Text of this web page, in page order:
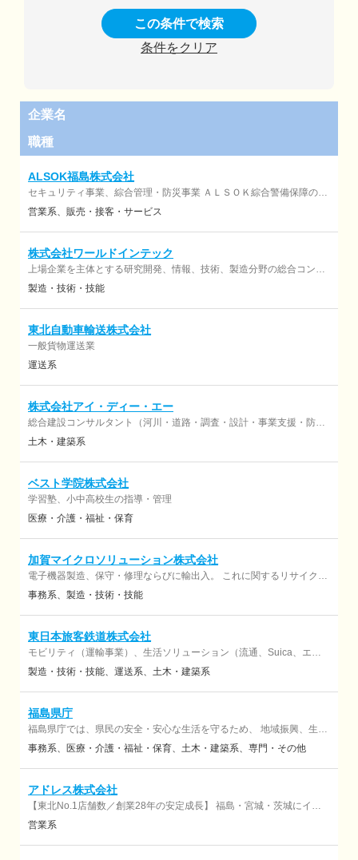
条件をクリア
この条件で検索
企業名
職種
ALSOK福島株式会社
セキュリティ事業、綜合管理・防災事業 ＡＬＳＯＫ綜合警備保障のグ
ループ会社
営業系 販売・接客・サービス
株式会社ワールドインテック
上場企業を主体とする研究開発、情報、技術、製造分野の総合コンサ
ルティング、 人事コンサルティングおよびアウトソーシング ≪派遣事
料職業紹介事業許可番号】 40-ユ-300636
製造・技術・技能
東北自動車輸送株式会社
一般貨物運送業
運送系
株式会社アイ・ディー・エー
総合建設コンサルタント（河川・道路・調査・設計・事業支援・防災
など）
土木・建築系
ベスト学院株式会社
学習塾、小中高校生の指導・管理
医療・介護・福祉・保育
加賀マイクロソリューション株式会社
電子機器製造、保守・修理ならびに輸出入。 これに関するリサイク
ル、及び仕入販売。
事務系 製造・技術・技能
東日本旅客鉄道株式会社
モビリティ（運輸事業）、生活ソリューション（流通、Suica、エネ
ルギー事業等）
製造・技術・技能 運送系 土木・建築系
福島県庁
福島県庁では、県民の安全・安心な生活を守るため、 地域振興、生活
環境、危機管理、保健福祉、商工労働、農林水産、土木など 様々な分
地域づくりや各種産業の振興、インフラの整備・管理、環境保全、 地
域医療の整備、将来を担う人材の確保、県産品の販路拡大など、 県づ
くりに関わるあらゆる事業を行っています。
事務系 医療・介護・福祉・保育 土木・建築系 専門・その他
アドレス株式会社
【東北No.1店舗数／創業28年の安定成長】 福島・宮城・茨城にイエ
ステーションを22店舗展開する、地域密着型の総合不動産企業です。
ップで提供。独自の「完全分業制」とDX活用により、未経験からでも
営業系